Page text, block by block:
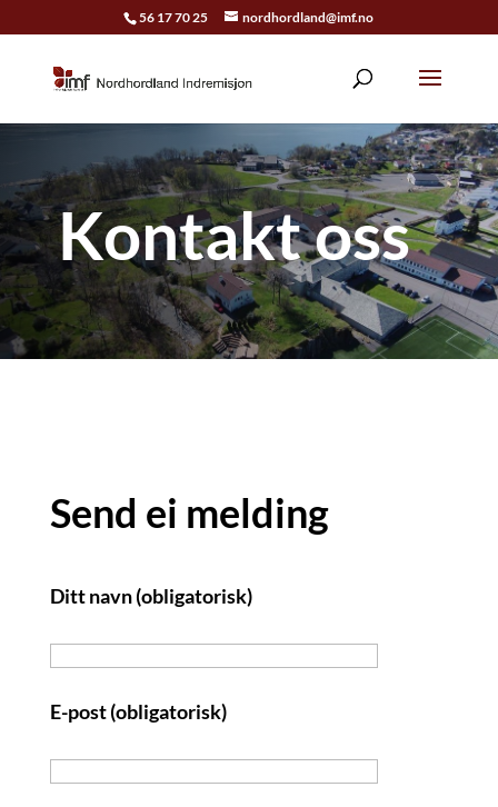
56 17 70 25 nordhordland@imf.no
Kontakt oss
Send ei melding
Ditt navn (obligatorisk)
E-post (obligatorisk)